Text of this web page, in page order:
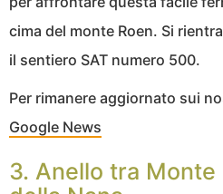
cima del monte Roen. Si
il sentiero SAT numero 500.
Per rimanere aggiornato sui
Google News
3. Anello tra Monte